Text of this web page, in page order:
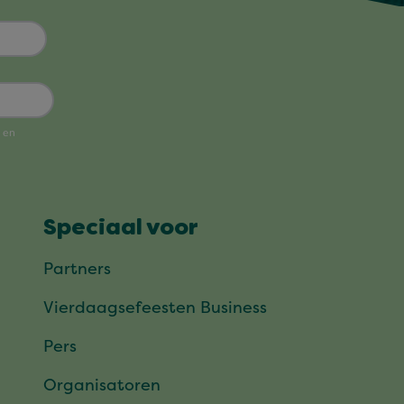
Speciaal voor
Partners
Vierdaagsefeesten Business
Pers
Organisatoren